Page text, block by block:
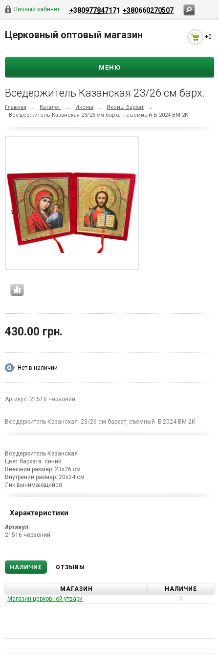
Личный кабинет +380977847171 +380660270507
Церковный оптовый магазин +0
МЕНЮ
Вседержитель Казанская 23/26 см бархат, cъeмный Б-2024-ВМ-2К
Главная → Каталог → Иконы → Иконы бархат
→
Вседержитель Казанская 23/26 см бархат, cъeмный Б-2024-ВМ-2К
430.00 грн.
Нет в наличии
Артикул: 21516 червоний
Вседержитель Казанская 23/26 см бархат, cъeмный Б-2024-ВМ-2К
Вседержитель Казанская
Цвет бархата: синий
Внешний размер: 23х26 см
Внутрений размер: 20х24 см
Лик вынимающийся
Характеристики
Артикул:
21516 червоний
НАЛИЧИЕ ОТЗЫВЫ
МАГАЗИН
НАЛИЧИЕ
Магазин церковной утвари
1